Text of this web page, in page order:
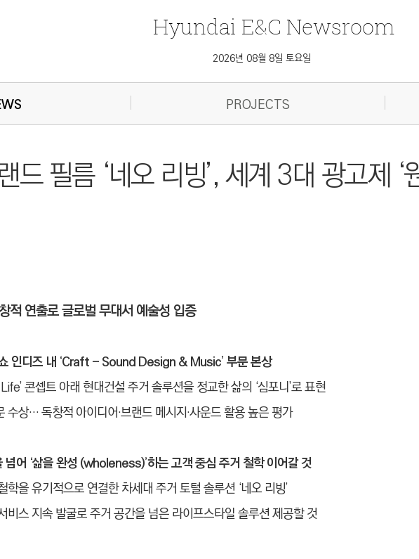
Hyundai E&C Newsroom
2026년 08월 8일 토요일
PROJECTS
드 필름 ‘네오 리빙’, 세계 3대 광고제 ‘
적 연출로 글로벌 무대서 예술성 입증
인디즈 내 ‘Craft - Sound Design & Music’ 부문 본상
콘셉트 아래 현대건설 주거 솔루션을 정교한 삶의 ‘심포니’로 표현
수상… 독창적 아이디어·브랜드 메시지·사운드 활용 높은 평가
어 ‘삶을 완성 (wholeness)’하는 고객 중심 주거 철학 이어갈 것
학을 유기적으로 연결한 차세대 주거 토털 솔루션 ‘네오 리빙’
비스 지속 발굴로 주거 공간을 넘은 라이프스타일 솔루션 제공할 것